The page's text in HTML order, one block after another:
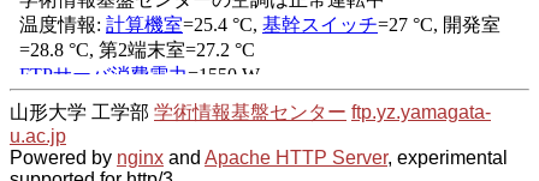
山形大学 工学部 学術情報基盤センター ftp.yz.yamagata-
u.ac.jp
Powered by nginx and Apache HTTP Server, experimental